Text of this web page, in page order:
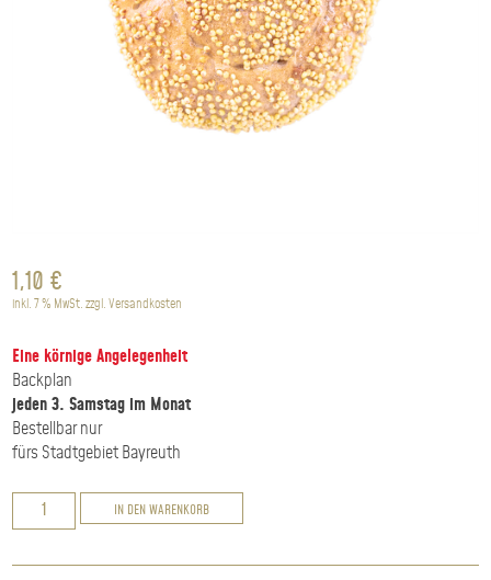
1,10 €
inkl. 7 % MwSt.zzgl.Versandkosten
Eine körnige Angelegenheit
Backplan
jeden 3. Samstag im Monat
Bestellbar nur
fürs Stadtgebiet Bayreuth
Hirsebrötchen
Menge
IN DEN WARENKORB